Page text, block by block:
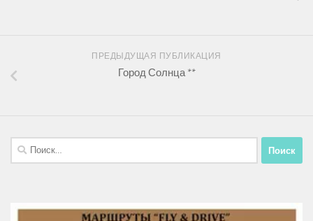
ПРЕДЫДУЩАЯ ПУБЛИКАЦИЯ
Город Солнца **
Найти: